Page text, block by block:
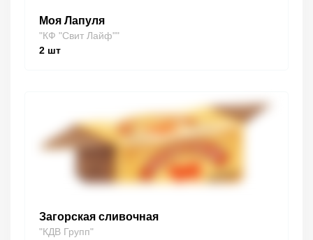
Моя Лапуля
"КФ "Свит Лайф""
2 шт
Загорская сливочная
"КДВ Групп"